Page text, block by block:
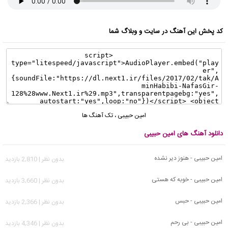
کد پخش این آهنگ در سایت و وبلاگ شما
امین حبیبی ، تک آهنگ ها
دانلود آهنگ های امین حبیبی
امین حبیبی - هنوز دیر نشده
بدون نظر | 2,810 بازدید
امین حبیبی - خوبه که هستی
بدون نظر | 3,660 بازدید
امین حبیبی - حبس
بدون نظر | 2,366 بازدید
امین حبیبی - بی رحم
بدون نظر | 4,346 بازدید